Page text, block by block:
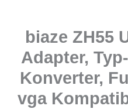
biaze ZH55
Adapter,
Konverter,
vga